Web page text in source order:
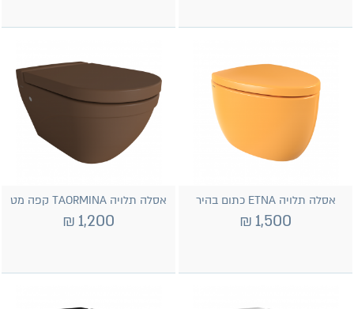
אסלה תלויה ETNA כתום בהיר
1,500
₪
אסלה תלויה TAORMINA קפה מט
1,200
₪